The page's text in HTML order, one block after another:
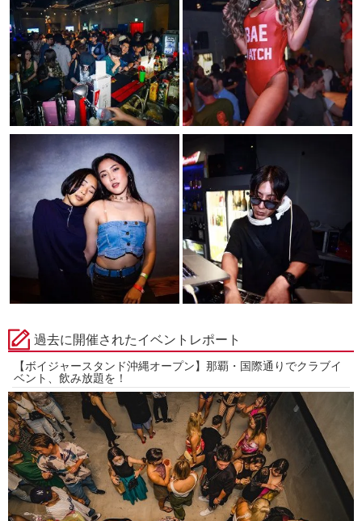
過去に開催されたイベントレポート
【ボイジャースタンド沖縄オープン】那覇・国際通りでクラブイ
ベント、飲み放題を！